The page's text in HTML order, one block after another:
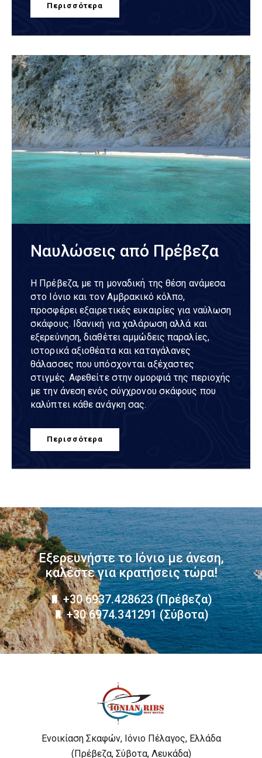
Περισσότερα
Ναυλώσεις από Πρέβεζα
Η Πρέβεζα, με τη μοναδική της θέση ανάμεσα
στο Ιόνιο και τον Αμβρακικό κόλπο,
προσφέρει εξαιρετικές ευκαιρίες για ναύλωση
σκάφους. Ιδανική για χαλάρωση αλλά και
εξερεύνηση, διαθέτει αμμώδεις παραλίες,
ιστορικά αξιοθέατα και καταγάλανες
θάλασσες που υπόσχονται αξέχαστες
στιγμές. Αφεθείτε στην ομορφιά της περιοχής
με την άνεση ενός σύγχρονου σκάφους που
καλύπτει κάθε ανάγκη σας.
Περισσότερα
Εξερευνήστε το Ιόνιο με άνεση,
καλέστε για κρατήσεις τώρα!
+30 6937.428623 (Πρέβεζα)
+30 6974.341291 (Σύβοτα)
Ενοικίαση Σκαφών, Ιόνιο Πέλαγος, Ελλάδα
(Πρέβεζα, Σύβοτα, Λευκάδα)